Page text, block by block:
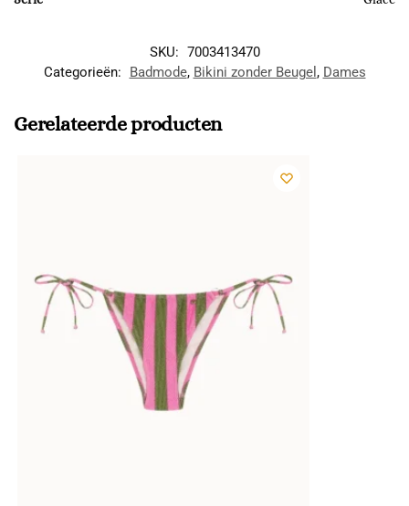
SKU: 7003413470
Categorieën:
Badmode, Bikini zonder Beugel , Dames
Gerelateerde producten